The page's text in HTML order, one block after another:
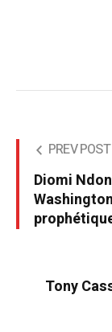
PREV POST
Diomi
Tony